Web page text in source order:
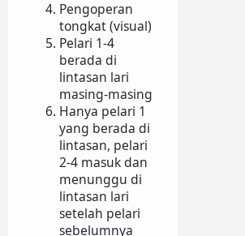
Pengoperan
tongkat (visual)
Pelari 1-4
berada di
lintasan lari
masing-masing
Hanya pelari 1
yang berada di
lintasan, pelari
2-4 masuk dan
menunggu di
lintasan lari
setelah pelari
sebelumnya